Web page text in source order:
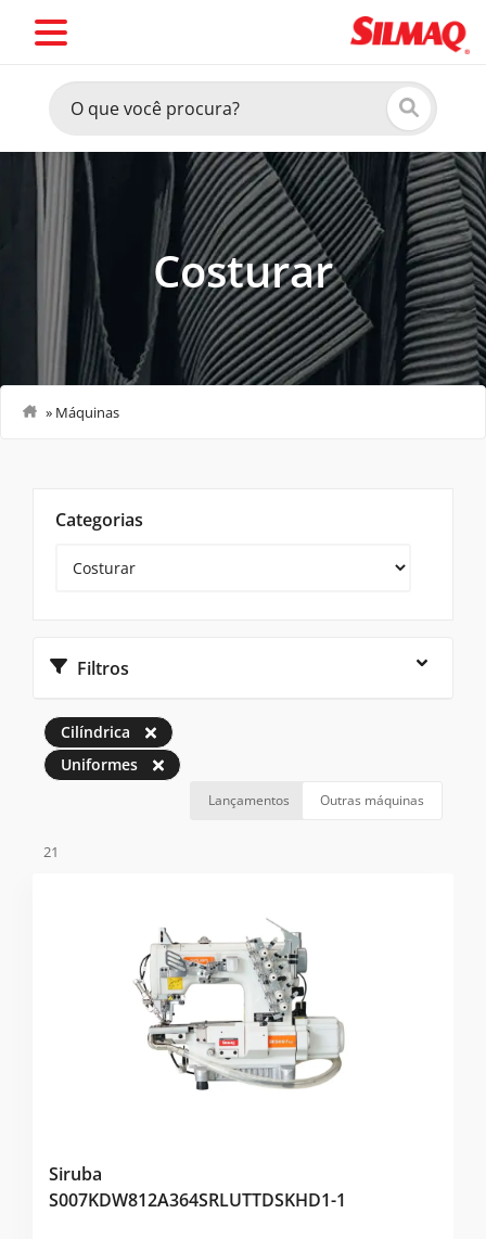
Costurar
» Máquinas
Categorias
Filtros
Cilíndrica
Uniformes
Lançamentos Outras máquinas
21
Siruba
S007KDW812A364SRLUTTDSKHD1-1